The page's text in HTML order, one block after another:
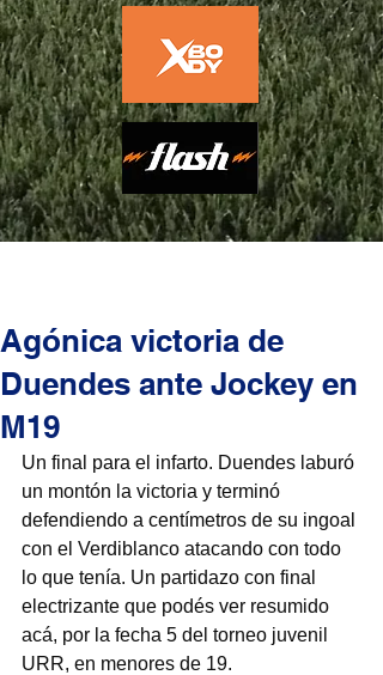
Agónica victoria de
Duendes ante Jockey en
M19
Un final para el infarto. Duendes laburó
un montón la victoria y terminó
defendiendo a centímetros de su ingoal
con el Verdiblanco atacando con todo
lo que tenía. Un partidazo con final
electrizante que podés ver resumido
acá, por la fecha 5 del torneo juvenil
URR, en menores de 19.